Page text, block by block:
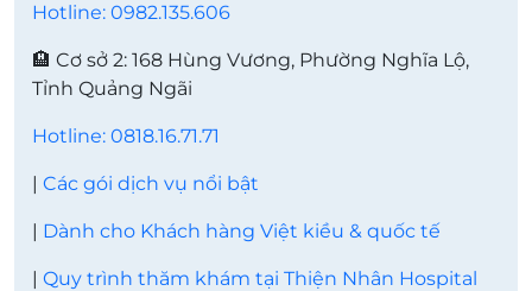
Hotline: 0982.135.606
🏨 Cơ sở 2: 168 Hùng Vương, Phường Nghĩa Lộ,
Tỉnh Quảng Ngãi
Hotline: 0818.16.71.71
| Các gói dịch vụ nổi bật
| Dành cho Khách hàng Việt kiều & quốc tế
| Quy trình thăm khám tại Thiện Nhân Hospital